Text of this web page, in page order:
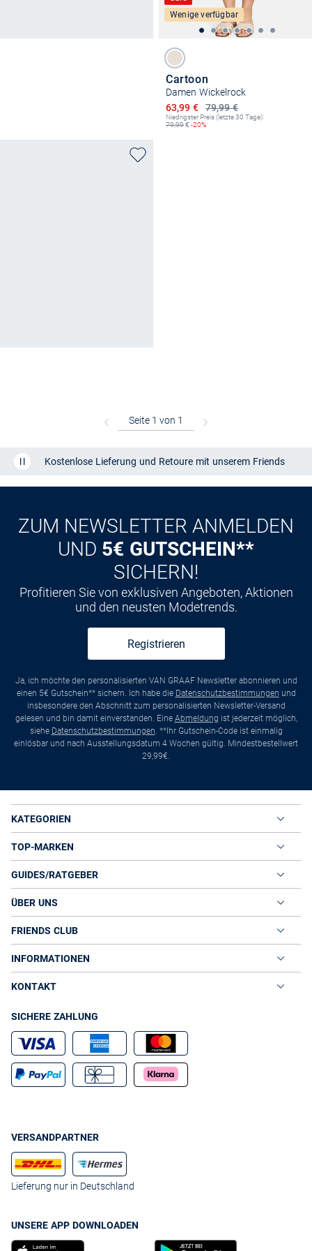
Wenige verfügbar
Cartoon
Damen Wickelrock
79,99 €
Ermäßigter Preis
63,99 €
Niedrigster Preis (letzte 30 Tage):
79,99€ -20%
Kostenlose Lieferung und Retoure mit unserem Friends
CLUB
Kauf aufRechnung
ZUM NEWSLETTER ANMELDEN
UND 5€ GUTSCHEIN**
SICHERN!
Profitieren Sie von exklusiven Angeboten, Aktionen
und den neusten Modetrends.
Registrieren
Ja, ich möchte den personalisierten VAN GRAAF Newsletter abonnieren und
einen 5€ Gutschein** sichern. Ich habe die Datenschutzbestimmungen und
insbesondere den Abschnitt zum personalisierten Newsletter-Versand
gelesen und bin damit einverstanden. Eine Abmeldung ist jederzeit möglich,
siehe Datenschutzbestimmungen. **Ihr Gutschein-Code ist einmalig
einlösbar und nach Ausstellungsdatum 4 Wochen gültig. Mindestbestellwert
29,99€.
KATEGORIEN
TOP-MARKEN
GUIDES/RATGEBER
ÜBER UNS
FRIENDS CLUB
INFORMATIONEN
KONTAKT
SICHERE ZAHLUNG
VERSANDPARTNER
Lieferung nur in Deutschland
UNSERE APP DOWNLOADEN